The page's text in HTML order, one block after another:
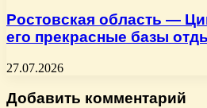
Ростовская область —
его прекрасные базы
27.07.2026
Добавить комментарий